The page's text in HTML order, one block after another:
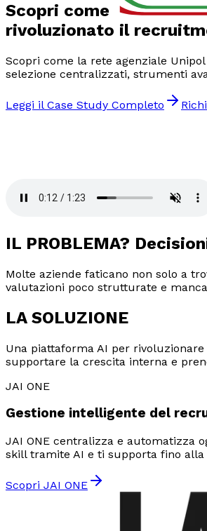
Scopri come
rivoluzionato il
Scopri come la rete agenziale
selezione centralizzati, strumenti
Leggi il Case Study Completo
IL PROBLEMA?
Molte aziende faticano non solo a
valutazioni poco strutturate e
LA SOLUZIONE
Una piattaforma AI per
supportare la crescita interna e
JAI ONE
Gestione intelligente del
JAI ONE centralizza e automatizza
skill tramite AI e ti supporta fino
Scopri JAI ONE